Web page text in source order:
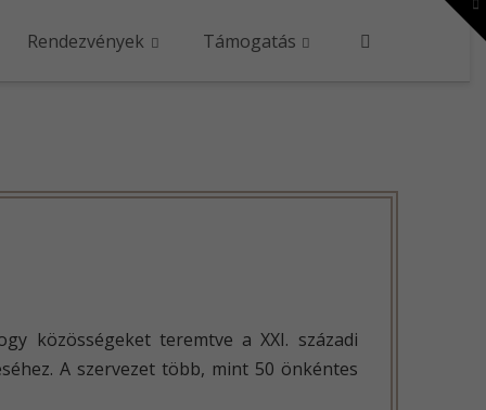
Rendezvények Támogatás
közösségeket teremtve a XXI. századi
A szervezet több, mint 50 önkéntes